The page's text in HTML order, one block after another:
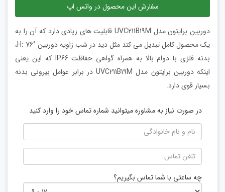
سفارش این محصول در واتس اپ
دوربین برایتون مدل UVC211B19M قابلیت های زیادی دارد که آن را به
یک محصول کامل تبدیل می کند مثل دید در شب زاویه دوربین H: 76°،
بدنه فلزی با دوام بالا به همراه گواهی حفاظت IP66 که این یعنی
اینکه دوربین برایتون مدل UVC211B19M در برابر عوامل بیرونی بدنه
بسیار قوی دارد.
در صورت نیاز به مشاوره میتوانید شماره تماس خود را وارد کنید
چه ساعتی با شما تماس بگیریم؟